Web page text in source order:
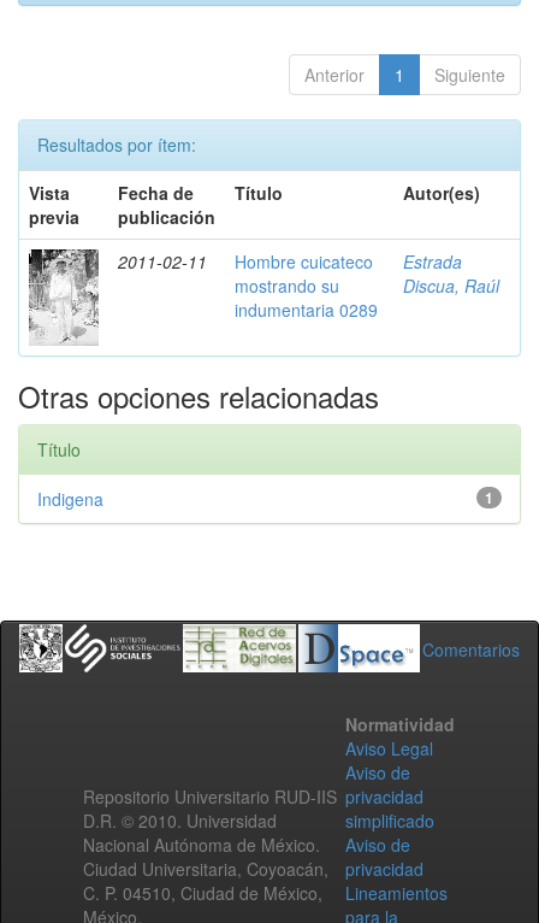
Anterior 1 Siguiente
Resultados por ítem:
Vista
previa
Fecha de
publicación
Título Autor(es)
2011-02-11
Hombre cuicateco
mostrando su
indumentaria 0289
Estrada
Discua, Raúl
Otras opciones relacionadas
Título
1
Indigena
Comentarios
Repositorio Universitario RUD-IIS
D.R. © 2010. Universidad
Nacional Autónoma de México.
Ciudad Universitaria, Coyoacán,
C. P. 04510, Ciudad de México,
México.
Normatividad
Aviso Legal
Aviso de
privacidad
simplificado
Aviso de
privacidad
Lineamientos
para la